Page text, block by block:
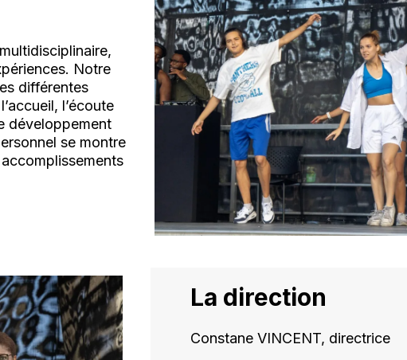
Notre
différentes
l’écoute
développement
se montre
La direction
Constane VINCENT, directrice